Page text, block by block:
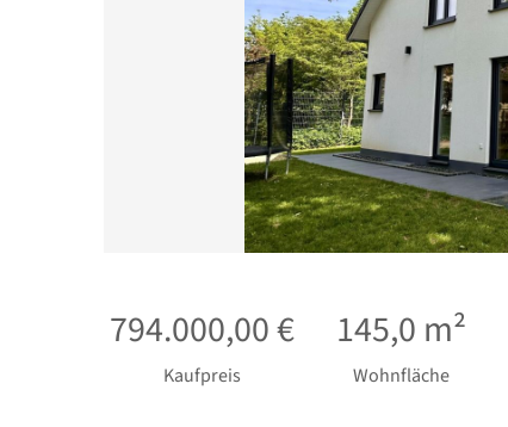
794.000,00 €
Kaufpreis
145,0 m²
Wohnfläche